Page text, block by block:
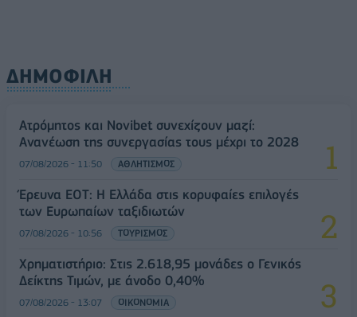
ΔΗΜΟΦΙΛΗ
Ατρόμητος και Novibet συνεχίζουν μαζί:
Ανανέωση της συνεργασίας τους μέχρι το 2028
07/08/2026 - 11:50 ΑΘΛΗΤΙΣΜΟΣ
Έρευνα ΕΟΤ: Η Ελλάδα στις κορυφαίες επιλογές
των Ευρωπαίων ταξιδιωτών
07/08/2026 - 10:56 ΤΟΥΡΙΣΜΟΣ
Χρηματιστήριο: Στις 2.618,95 μονάδες ο Γενικός
Δείκτης Τιμών, με άνοδο 0,40%
07/08/2026 - 13:07 ΟΙΚΟΝΟΜΙΑ